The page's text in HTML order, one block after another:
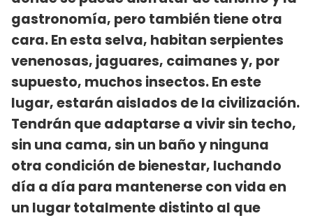
gastronomía, pero también tiene otra
cara. En esta selva, habitan serpientes
venenosas, jaguares, caimanes y, por
supuesto, muchos insectos. En este
lugar, estarán aislados de la civilización.
Tendrán que adaptarse a vivir sin techo,
sin una cama, sin un baño y ninguna
otra condición de bienestar, luchando
día a día para mantenerse con vida en
un lugar totalmente distinto al que